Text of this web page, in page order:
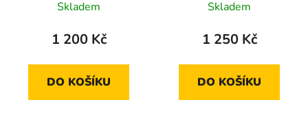
Prokopem Divišem
Skladem
1 200 Kč
DO KOŠÍKU
2002 standard
Skladem
1 250 Kč
DO KOŠÍKU